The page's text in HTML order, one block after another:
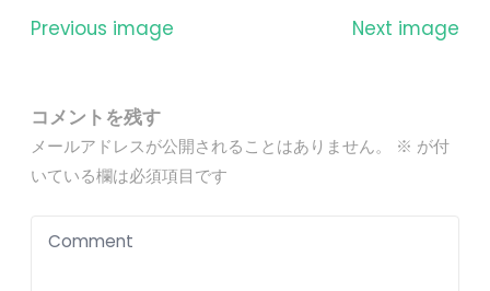
Previous image Next image
コメントを残す
メールアドレスが公開されることはありません。 ※ が付
いている欄は必須項目です